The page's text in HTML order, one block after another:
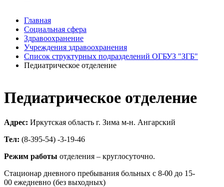
Педиатрическое отделение
Адрес: Иркутская область г. Зима м-н. Ангарский
Тел: (8-395-54) -3-19-46
Режим работы отделения – круглосуточно.
Стационар дневного пребывания больных с 8-00 до 15-
00 ежедневно (без выходных)
Главная
Социальная сфера
Здравоохранение
Учреждения здравоохранения
Список структурных подразделений ОГБУЗ "ЗГБ"
Педиатрическое отделение